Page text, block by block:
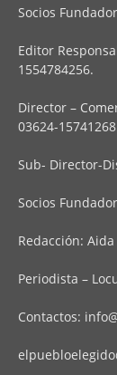
Socios
Editor
1554784256.
Director –
03624-
Sub- Director-
Socios
Redacción:
Periodista –
Contactos: